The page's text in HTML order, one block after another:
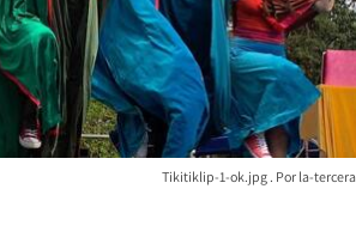
Tikitiklip-1-ok.jpg la-tercera